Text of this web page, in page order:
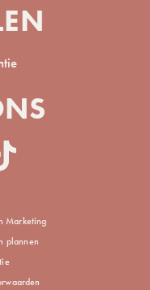
Marketing
plannen